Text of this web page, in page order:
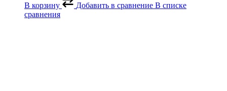
В корзину Добавить в сравнение В списке
сравнения